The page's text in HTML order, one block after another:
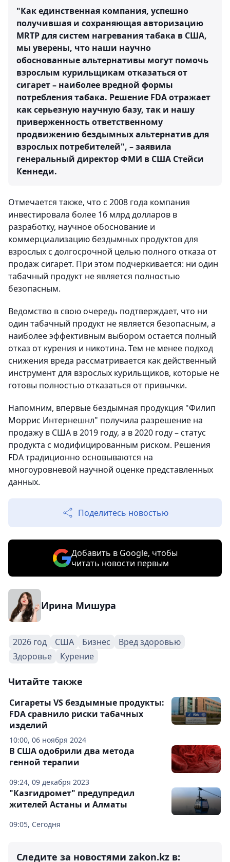
"Как единственная компания, успешно
получившая и сохраняющая авторизацию
MRTP для систем нагревания табака в США,
мы уверены, что наши научно
обоснованные альтернативы могут помочь
взрослым курильщикам отказаться от
сигарет – наиболее вредной формы
потребления табака. Решение FDA отражает
как серьезную научную базу, так и нашу
приверженность ответственному
продвижению бездымных альтернатив для
взрослых потребителей", – заявила
генеральный директор ФМИ в США Стейси
Кеннеди.
Отмечается также, что с 2008 года компания
инвестировала более 16 млрд долларов в
разработку, научное обоснование и
коммерциализацию бездымных продуктов для
взрослых с долгосрочной целью полного отказа от
продаж сигарет. При этом подчеркивается: ни один
табачный продукт не является полностью
безопасным.
Ведомство в свою очередь подтверждает, что ни
один табачный продукт не является безопасным, а
наиболее эффективным выбором остается полный
отказ от курения и никотина. Тем не менее подход
снижения вреда рассматривается как действенный
инструмент для взрослых курильщиков, которые не
готовы полностью отказаться от привычки.
Напомним, впервые бездымная продукция "Филип
Моррис Интернешнл" получила разрешение на
продажу в США в 2019 году, а в 2020 году – статус
продукта с модифицированным риском. Решения
FDA традиционно основываются на
многоуровневой научной оценке представленных
данных.
Поделитесь новостью
Добавить в Google, чтобы
читать новости первым
Ирина Мишура
2026 год США Бизнес
Вред здоровью
Здоровье
Курение
Читайте также
10:00, 06 ноября 2024
Сигареты VS бездымные продукты:
FDA сравнило риски табачных
изделий
09:24, 09 декабря 2023
В США одобрили два метода
генной терапии
09:05, Сегодня
"Казгидромет" предупредил
жителей Астаны и Алматы
Следите за новостями zakon.kz в: